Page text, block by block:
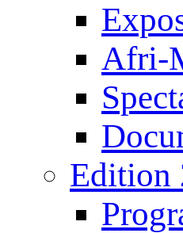
Afri-
Edition